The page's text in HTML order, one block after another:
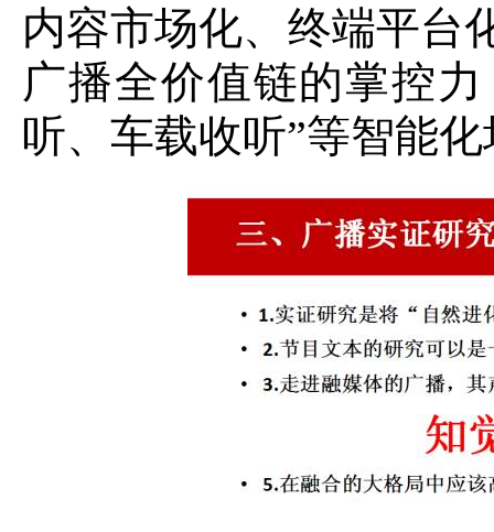
内容市场化、终端平台
广播全价值链的掌控
听、车载收听”等智能